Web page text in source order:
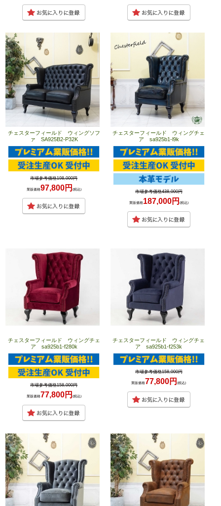
チェスターフィールド ウィングソフ
ァ SA925B2-P32K
市場参考価格198,000円
業販価格97,800円 (税込)
チェスターフィールド ウィングチェ
ア sa925b1-l9k
市場参考価格438,000円
業販価格187,000円 (税込)
チェスターフィールド ウィングチェ
ア sa925b1-f280k
市場参考価格158,000円
業販価格77,800円 (税込)
チェスターフィールド ウィングチェ
ア sa925b1-f253k
市場参考価格158,000円
業販価格77,800円(税込)